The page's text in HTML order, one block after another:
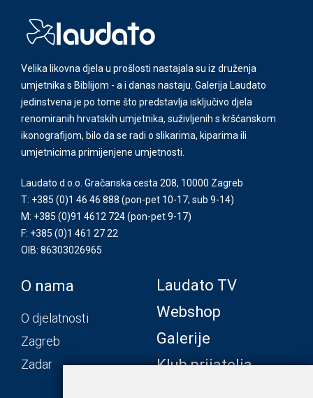
Velika likovna djela u prošlosti nastajala su iz druženja
umjetnika s Biblijom - a i danas nastaju. Galerija Laudato
jedinstvena je po tome što predstavlja isključivo djela
renomiranih hrvatskih umjetnika, suživljenih s kršćanskom
ikonografijom, bilo da se radi o slikarima, kiparima ili
umjetnicima primijenjene umjetnosti.
Laudato d.o.o. Gračanska cesta 208, 10000 Zagreb
T: +385 (0)1 46 46 888 (pon-pet 10-17; sub 9-14)
M: +385 (0)91 4612 724(pon-pet 9-17)
F: +385 (0)1 461 27 22
OIB: 86303026965
O nama
O djelatnosti
Zagreb
Zadar
Laudato TV
Webshop
Galerije
Klub prijatelja